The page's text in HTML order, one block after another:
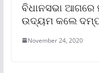
ବିଧାନସଭା ଆଗରେ
ଉଦ୍ୟମ କଲେ
November 24, 2020